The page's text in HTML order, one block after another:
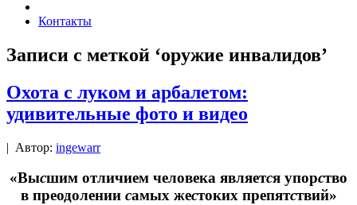
Контакты
Записи с меткой ‘оружие инвалидов’
Охота с луком и арбалетом:
удивительные фото и видео
| Автор: ingewarr
«Высшим отличием человека является упорство
в преодолении самых жестоких препятствий»